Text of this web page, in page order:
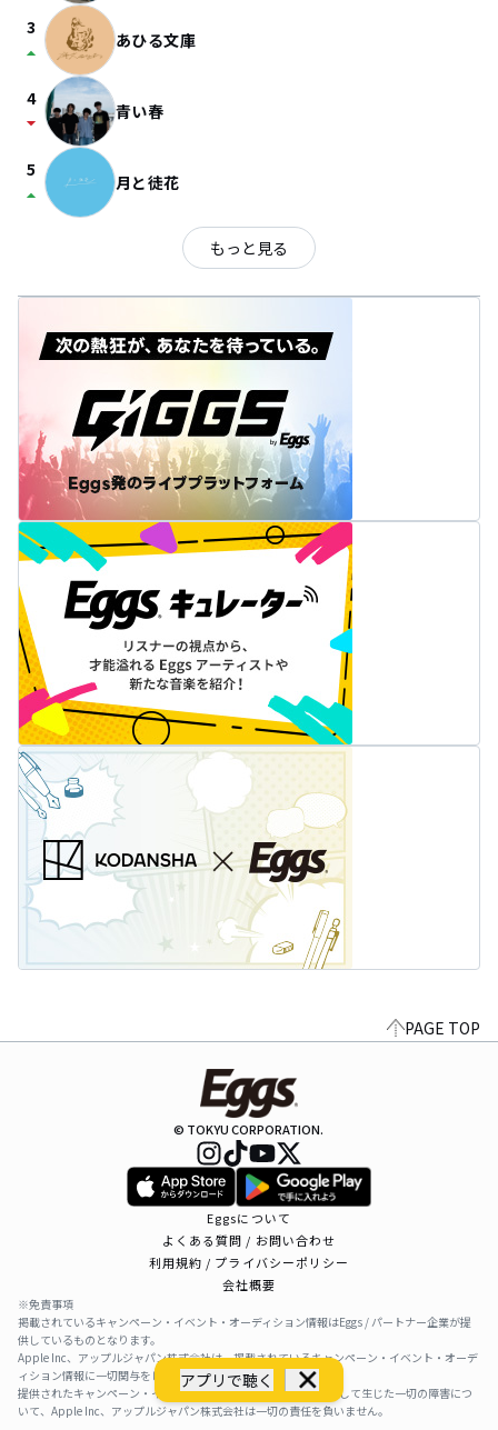
アプリで聴く
3
arrow_drop_up あひる文庫
4
arrow_drop_down 青い春
5
arrow_drop_up 月と徒花
もっと見る
PAGE TOP
© TOKYU CORPORATION.
Eggsについて
よくある質問 / お問い合わせ
利用規約 / プライバシーポリシー
会社概要
※免責事項
掲載されているキャンペーン・イベント・オーディション情報はEggs / パートナー企業が提
供しているものとなります。
Apple Inc、アップルジャパン株式会社は、掲載されているキャンペーン・イベント・オーデ
ィション情報に一切関与をしておりません。
提供されたキャンペーン・イベント・オーディション情報を利用して生じた一切の障害につ
いて、Apple Inc、アップルジャパン株式会社は一切の責任を負いません。